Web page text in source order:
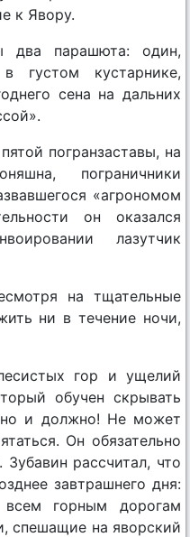
к Явору.
два парашюта: один,
густом кустарнике,
сена на дальних
погранзаставы, на
пограничники
«агрономом
он оказался
лазутчик
на тщательные
ни в течение ночи,
гор и ущелий
обучен скрывать
и должно! Не может
Он обязательно
рассчитал, что
завтрашнего дня:
горным дорогам
спешащие на яворский